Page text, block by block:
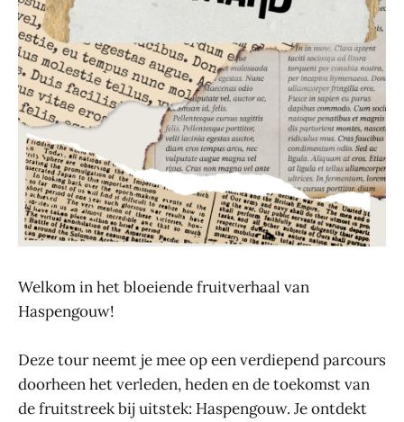
Welkom in het bloeiende fruitverhaal van
Haspengouw!
Deze tour neemt je mee op een verdiepend parcours
doorheen het verleden, heden en de toekomst van
de fruitstreek bij uitstek: Haspengouw. Je ontdekt